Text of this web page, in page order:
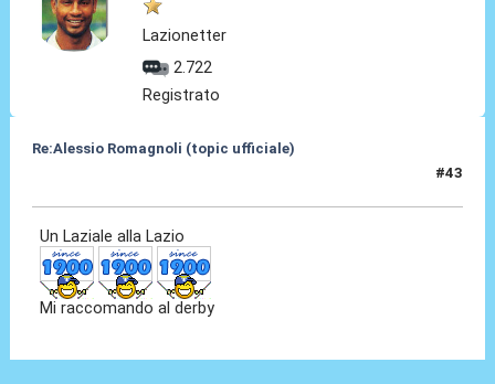
Lazionetter
2.722
Registrato
Re:Alessio Romagnoli (topic ufficiale)
#43
Un Laziale alla Lazio
Mi raccomando al derby